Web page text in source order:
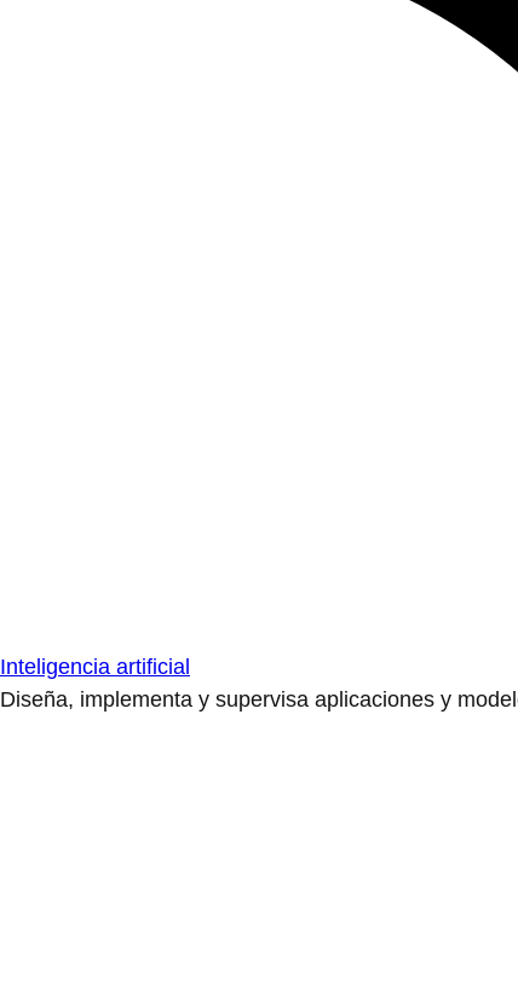
Inteligencia artificial
Diseña, implementa y supervisa aplicaciones y